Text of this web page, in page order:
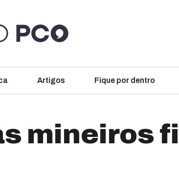
Artigos Fique por dentro
mineiros